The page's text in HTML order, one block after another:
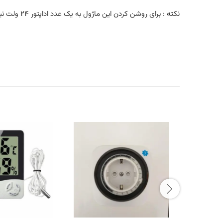
نکته : برای روشن کردن این ماژول به یک عدد اداپتور ۲۴ ولت نیاز است و حداقل امپر اداپتور برای یک ماژول باید ۱ امپر باشد.